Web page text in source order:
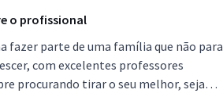
o profissional
fazer parte de uma família que não para
com excelentes professores
procurando tirar o seu melhor, seja